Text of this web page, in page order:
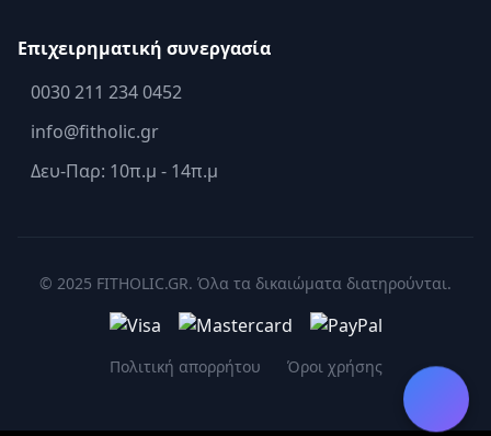
Επιχειρηματική συνεργασία
0030 211 234 0452
info@fitholic.gr
Δευ-Παρ: 10π.μ - 14π.μ
© 2025 FITHOLIC.GR. Όλα τα δικαιώματα διατηρούνται.
Πολιτική απορρήτου Όροι χρήσης